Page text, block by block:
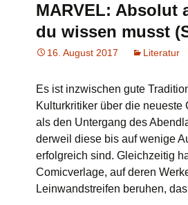
MARVEL: Absolut
du wissen musst
16. August 2017 Literatur
Es ist inzwischen gute
Kulturkritiker über die neueste
als den Untergang des
derweil diese bis auf wenige
erfolgreich sind. Gleichzeitig
Comicverlage, auf deren
Leinwandstreifen beruhen,